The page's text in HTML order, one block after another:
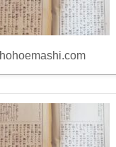
hohoemashi.com